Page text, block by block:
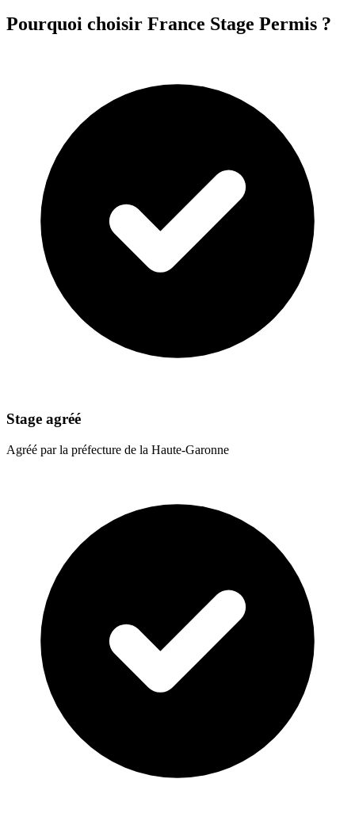
Pourquoi choisir France Stage Permis ?
Stage agréé
Agréé par la préfecture de la Haute-Garonne